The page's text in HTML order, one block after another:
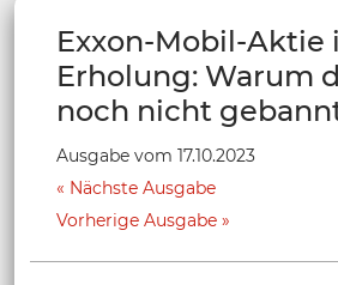
Exxon-Mobil-Aktie
Erholung: Warum
noch nicht
Ausgabe vom 17.10.2023
Nächste Ausgabe
Vorherige Ausgabe